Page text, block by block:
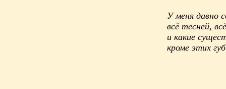
У меня давно
всё тесней,
и какие
кроме этих